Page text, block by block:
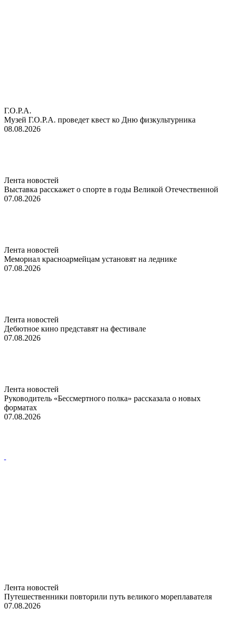
Г.О.Р.А.
Музей Г.О.Р.А. проведет квест ко Дню физкультурника
08.08.2026
Лента новостей
Выставка расскажет о спорте в годы Великой Отечественной
07.08.2026
Лента новостей
Мемориал красноармейцам установят на леднике
07.08.2026
Лента новостей
Дебютное кино представят на фестивале
07.08.2026
Лента новостей
Руководитель «Бессмертного полка» рассказала о новых
форматах
07.08.2026
Лента новостей
Путешественники повторили путь великого мореплавателя
07.08.2026